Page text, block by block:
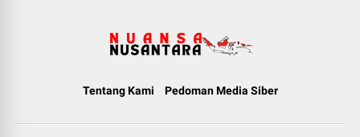
Tentang Kami Pedoman Media Siber